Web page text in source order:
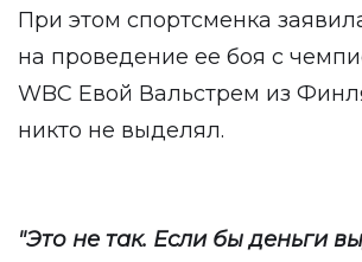
При этом спортсменка
на проведение ее боя с
WBC Евой Вальстрем из
никто не выделял.
"Это не так. Если бы деньги